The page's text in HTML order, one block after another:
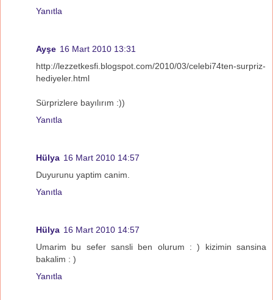
Yanıtla
Ayşe 16 Mart 2010 13:31
http://lezzetkesfi.blogspot.com/2010/03/celebi74ten-surpriz-
hediyeler.html
Sürprizlere bayılırım :))
Yanıtla
Hülya 16 Mart 2010 14:57
Duyurunu yaptim canim.
Yanıtla
Hülya 16 Mart 2010 14:57
Umarim bu sefer sansli ben olurum : ) kizimin sansina
bakalim : )
Yanıtla